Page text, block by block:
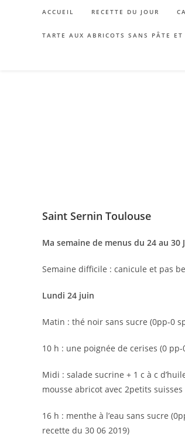
ACCUEIL RECETTE DU JOUR
TARTE AUX ABRICOTS SANS PÂTE
Saint Sernin Toulouse
Ma semaine de menus du 24 au 30
Semaine difficile : canicule et pas
Lundi 24 juin
Matin : thé noir sans sucre (0pp-0
10 h : une poignée de cerises (0 pp-
Midi : salade sucrine + 1 c à c
mousse abricot avec 2petits
16 h : menthe à l’eau sans sucre
recette du 30 06 2019)